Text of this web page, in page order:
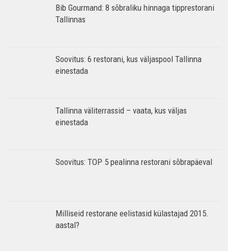
Bib Gourmand: 8 sõbraliku hinnaga tipprestorani
Tallinnas
Soovitus: 6 restorani, kus väljaspool Tallinna
einestada
Tallinna väliterrassid – vaata, kus väljas
einestada
Soovitus: TOP 5 pealinna restorani sõbrapäeval
Milliseid restorane eelistasid külastajad 2015.
aastal?